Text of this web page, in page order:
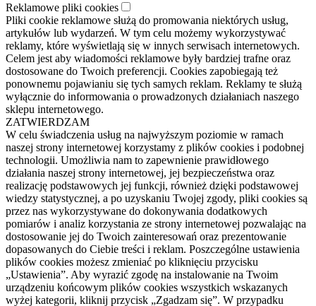
Reklamowe pliki cookies
Pliki cookie reklamowe służą do promowania niektórych usług,
artykułów lub wydarzeń. W tym celu możemy wykorzystywać
reklamy, które wyświetlają się w innych serwisach internetowych.
Celem jest aby wiadomości reklamowe były bardziej trafne oraz
dostosowane do Twoich preferencji. Cookies zapobiegają też
ponownemu pojawianiu się tych samych reklam. Reklamy te służą
wyłącznie do informowania o prowadzonych działaniach naszego
sklepu internetowego.
ZATWIERDZAM
W celu świadczenia usług na najwyższym poziomie w ramach
naszej strony internetowej korzystamy z plików cookies i podobnej
technologii. Umożliwia nam to zapewnienie prawidłowego
działania naszej strony internetowej, jej bezpieczeństwa oraz
realizację podstawowych jej funkcji, również dzięki podstawowej
wiedzy statystycznej, a po uzyskaniu Twojej zgody, pliki cookies są
przez nas wykorzystywane do dokonywania dodatkowych
pomiarów i analiz korzystania ze strony internetowej pozwalając na
dostosowanie jej do Twoich zainteresowań oraz prezentowanie
dopasowanych do Ciebie treści i reklam. Poszczególne ustawienia
plików cookies możesz zmieniać po kliknięciu przycisku
„Ustawienia”. Aby wyrazić zgodę na instalowanie na Twoim
urządzeniu końcowym plików cookies wszystkich wskazanych
wyżej kategorii, kliknij przycisk „Zgadzam się”. W przypadku